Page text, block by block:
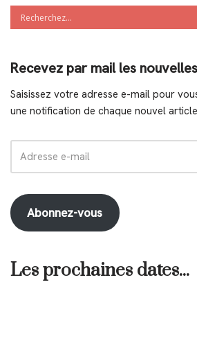
Recevez par mail les
Saisissez votre adresse e-mail pour
une notification de chaque nouvel
Abonnez-vous
Les prochaines dates...